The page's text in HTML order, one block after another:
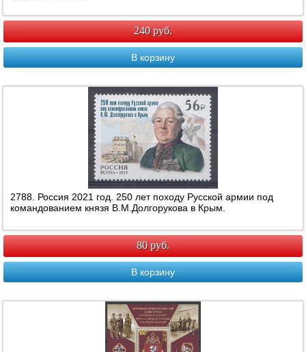
240 руб.
В корзину
2788. Россия 2021 год. 250 лет походу Русской армии под
командованием князя В.М.Долгорукова в Крым.
80 руб.
В корзину